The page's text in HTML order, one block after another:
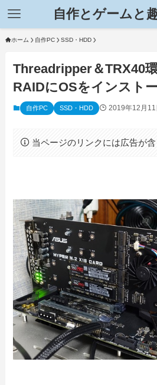
自作とゲームと
ホーム 自作PC SSD・HDD
Threadripper＆TRX40
RAIDにOSをインスト
自作PC SSD・HDD 2019年12月11
当ページのリンクには広告が含